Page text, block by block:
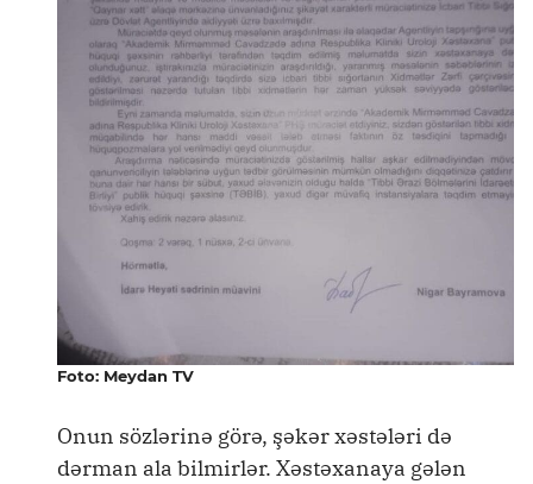
Foto: Meydan TV
Onun sözlərinə görə, şəkər xəstələri də
dərman ala bilmirlər. Xəstəxanaya gələn